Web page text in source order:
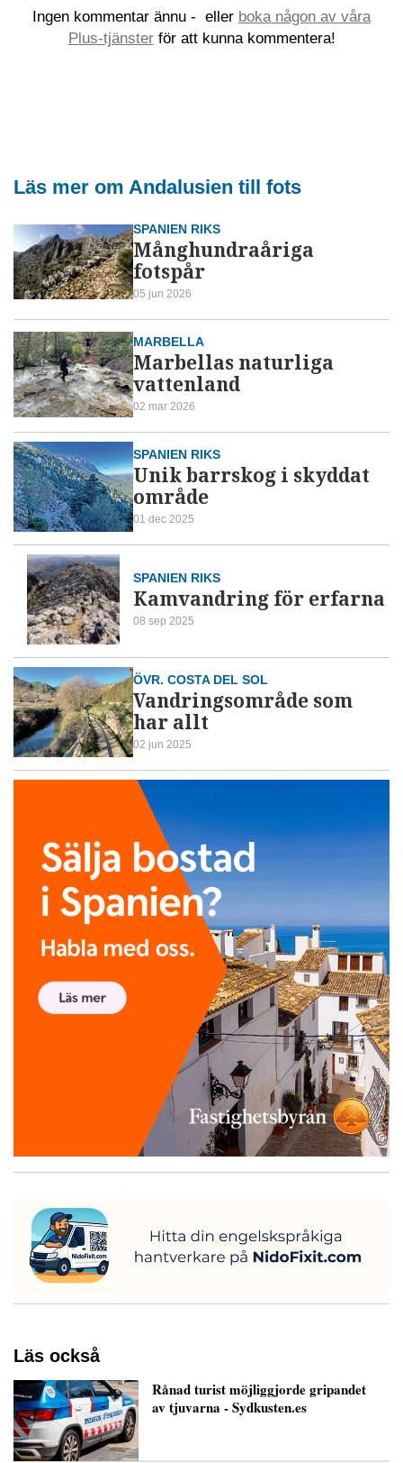
Ingen kommentar ännu - eller boka någon av våra
Plus-tjänsterför att kunna kommentera!
Läs mer om Andalusien till fots
SPANIEN RIKS
Månghundraåriga
fotspår
05 jun 2026
MARBELLA
Marbellas naturliga
vattenland
02 mar 2026
SPANIEN RIKS
Unik barrskog i skyddat
område
01 dec 2025
SPANIEN RIKS
Kamvandring för erfarna
08 sep 2025
ÖVR. COSTA DEL SOL
Vandringsområde som
har allt
02 jun 2025